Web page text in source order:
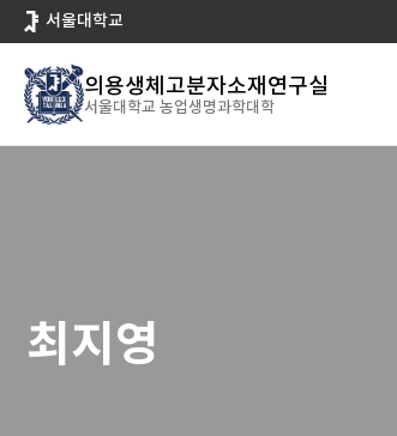
로
서울대학교
의용생체고분자소재연구실
서울대학교 농업생명과학대학
최지영